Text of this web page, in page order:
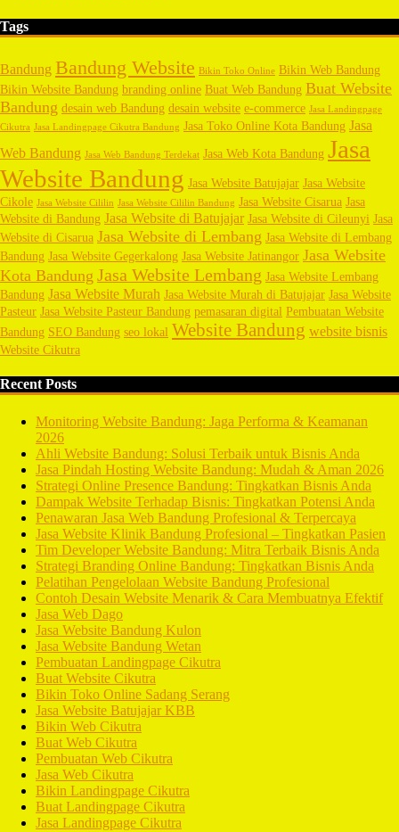
Tags
Bandung Bandung Website Bikin Toko Online Bikin Web Bandung
Bikin Website Bandung branding online Buat Web Bandung Buat Website
Bandung desain web Bandung desain website e-commerce Jasa Landingpage
Cikutra Jasa Landingpage Cikutra Bandung Jasa Toko Online Kota Bandung Jasa
Web Bandung Jasa Web Bandung Terdekat Jasa Web Kota Bandung Jasa
Website Bandung Jasa Website Batujajar Jasa Website
Cikole Jasa Website Cililin Jasa Website Cililin Bandung Jasa Website Cisarua Jasa
Website di Bandung Jasa Website di Batujajar Jasa Website di Cileunyi Jasa
Website di Cisarua Jasa Website di Lembang Jasa Website di Lembang
Bandung Jasa Website Gegerkalong Jasa Website Jatinangor Jasa Website
Kota Bandung Jasa Website Lembang Jasa Website Lembang
Bandung Jasa Website Murah Jasa Website Murah di Batujajar Jasa Website
Pasteur Jasa Website Pasteur Bandung pemasaran digital Pembuatan Website
Bandung SEO Bandung seo lokal Website Bandung website bisnis
Website Cikutra
Recent Posts
Monitoring Website Bandung: Jaga Performa & Keamanan
2026
Ahli Website Bandung: Solusi Terbaik untuk Bisnis Anda
Jasa Pindah Hosting Website Bandung: Mudah & Aman 2026
Strategi Online Presence Bandung: Tingkatkan Bisnis Anda
Dampak Website Terhadap Bisnis: Tingkatkan Potensi Anda
Penawaran Jasa Web Bandung Profesional & Terpercaya
Jasa Website Klinik Bandung Profesional – Tingkatkan Pasien
Tim Developer Website Bandung: Mitra Terbaik Bisnis Anda
Strategi Branding Online Bandung: Tingkatkan Bisnis Anda
Pelatihan Pengelolaan Website Bandung Profesional
Contoh Desain Website Menarik & Cara Membuatnya Efektif
Jasa Web Dago
Jasa Website Bandung Kulon
Jasa Website Bandung Wetan
Pembuatan Landingpage Cikutra
Buat Website Cikutra
Bikin Toko Online Sadang Serang
Jasa Website Batujajar KBB
Bikin Web Cikutra
Buat Web Cikutra
Pembuatan Web Cikutra
Jasa Web Cikutra
Bikin Landingpage Cikutra
Buat Landingpage Cikutra
Jasa Landingpage Cikutra